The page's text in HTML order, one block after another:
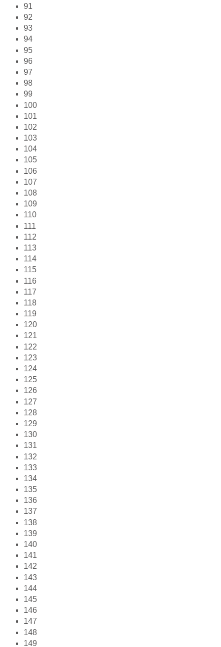
91
92
93
94
95
96
97
98
99
100
101
102
103
104
105
106
107
108
109
110
111
112
113
114
115
116
117
118
119
120
121
122
123
124
125
126
127
128
129
130
131
132
133
134
135
136
137
138
139
140
141
142
143
144
145
146
147
148
149